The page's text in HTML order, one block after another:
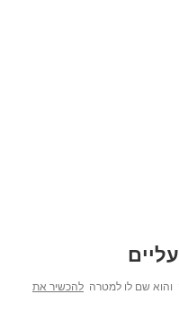
והוא שם לו למטרה להכשיר את